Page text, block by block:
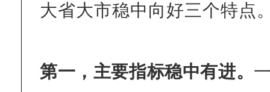
大省大市稳中向好三个特点
第一，主要指标稳中有进。